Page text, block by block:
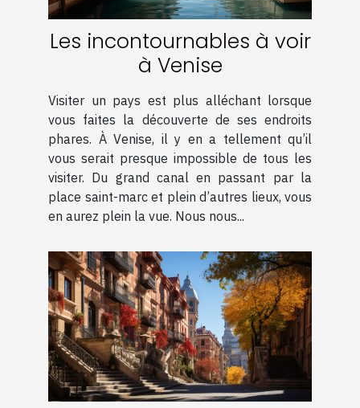
Les incontournables à voir
à Venise
Visiter un pays est plus alléchant lorsque
vous faites la découverte de ses endroits
phares. À Venise, il y en a tellement qu’il
vous serait presque impossible de tous les
visiter. Du grand canal en passant par la
place saint-marc et plein d’autres lieux, vous
en aurez plein la vue. Nous nous...